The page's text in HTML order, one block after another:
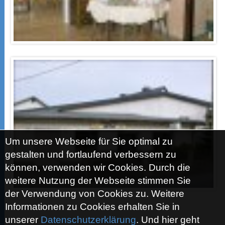
Um unsere Webseite für Sie optimal zu
gestalten und fortlaufend verbessern zu
können, verwenden wir Cookies. Durch die
weitere Nutzung der Webseite stimmen Sie
der Verwendung von Cookies zu. Weitere
Informationen zu Cookies erhalten Sie in
unserer Datenschutzerklärung. Und hier geht